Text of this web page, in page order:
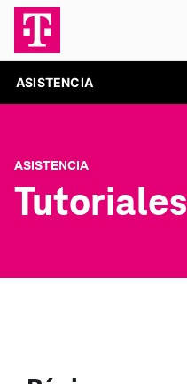
ASISTENCIA
ASISTENCIA
Tutoriales